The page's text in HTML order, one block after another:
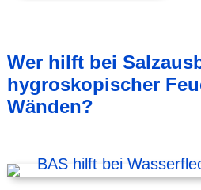
Wer hilft bei
hygros­kopischer
Wänden?